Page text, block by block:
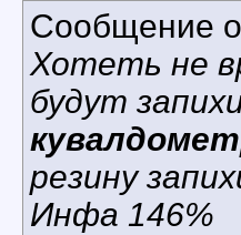
Сообщение
Хотеть не
будут
резину
Инфа 146%